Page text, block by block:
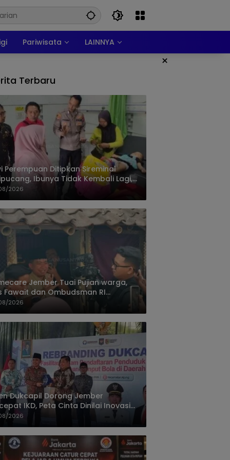
Pariwisata LAINNYA
×
Terbaru
Perempuan Ditipkan Sireminal
Ibunya Tidak Kembali Lagi,
Telusuri Keberadaan Orang Tua
2026
Jember Tuai Pujian warga,
Fawait dan Ombudsman RI
Layanan Kesehatan Rumah
2026
Dukcapil Dorong Jember
IKD, Peta Cinta Dinilai Inovasi
Terbaik
2026